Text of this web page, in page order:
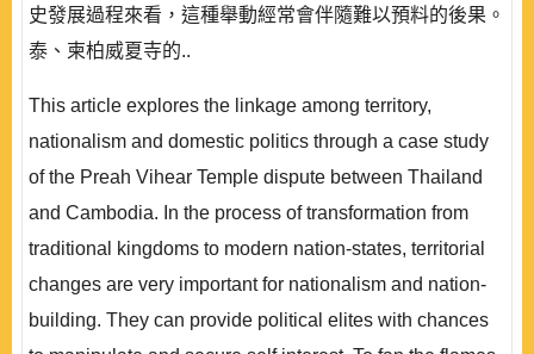
史發展過程來看，這種舉動經常會伴隨難以預料的後果。
泰、柬柏威夏寺的..
This article explores the linkage among territory,
nationalism and domestic politics through a case study
of the Preah Vihear Temple dispute between Thailand
and Cambodia. In the process of transformation from
traditional kingdoms to modern nation-states, territorial
changes are very important for nationalism and nation-
building. They can provide political elites with chances